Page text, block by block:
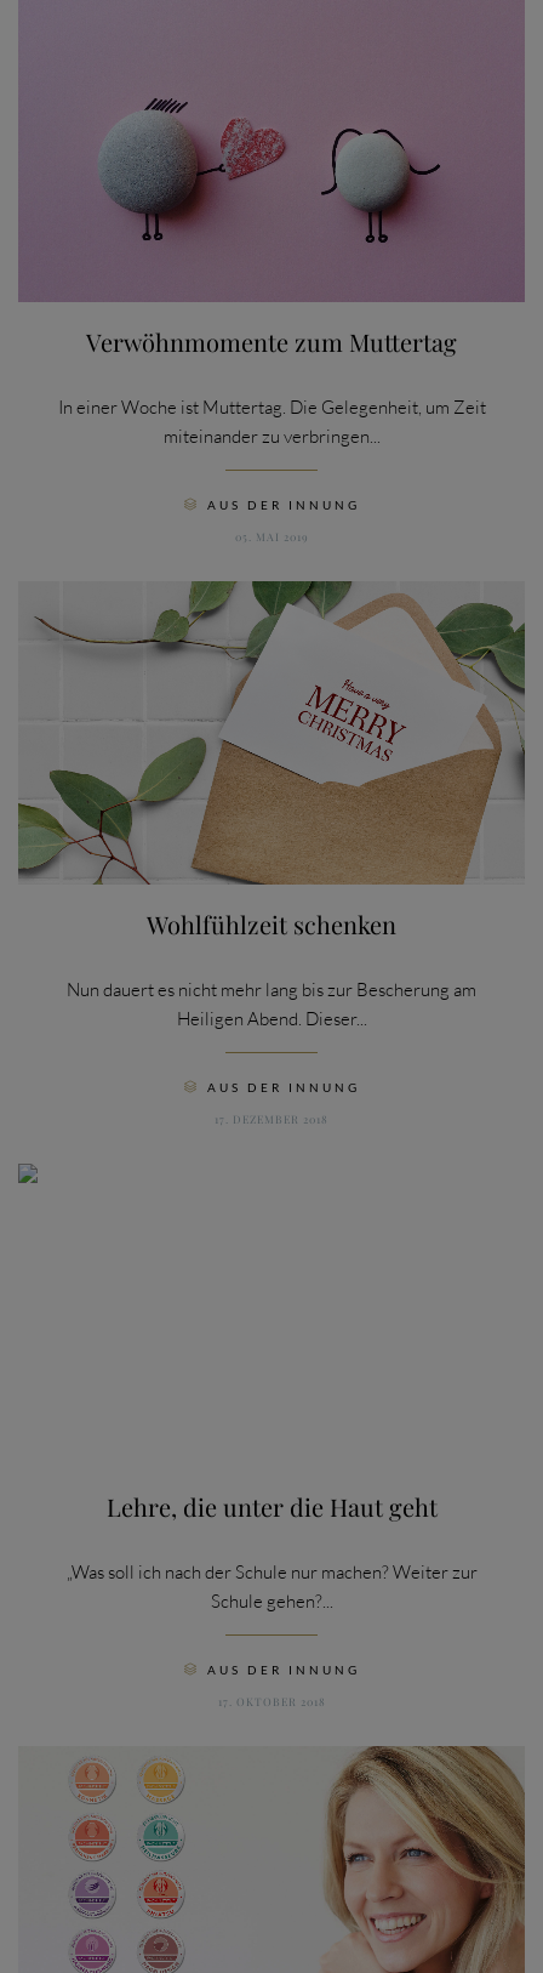
Verwöhnmomente zum Muttertag
In einer Woche ist Muttertag. Die Gelegenheit, um Zeit
miteinander zu verbringen...
 AUS DER INNUNG
05. MAI 2019
Wohlfühlzeit schenken
Nun dauert es nicht mehr lang bis zur Bescherung am
Heiligen Abend. Dieser...
 AUS DER INNUNG
17. DEZEMBER 2018
Lehre, die unter die Haut geht
„Was soll ich nach der Schule nur machen? Weiter zur
Schule gehen?...
 AUS DER INNUNG
17. OKTOBER 2018